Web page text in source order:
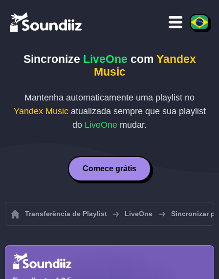
Sincronize LiveOne com Yandex
Music
Mantenha automaticamente uma playlist no
Yandex Musicatualizada sempre que sua playlist
do LiveOne mudar.
Comece grátis
Transferência de Playlist LiveOne Sincronizar